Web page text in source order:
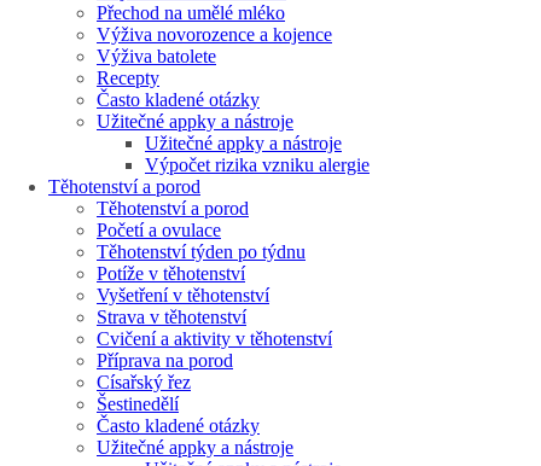
Přechod na umělé mléko
Výživa novorozence a kojence
Výživa batolete
Recepty
Často kladené otázky
Užitečné appky a nástroje
Užitečné appky a nástroje
Výpočet rizika vzniku alergie
Těhotenství a porod
Těhotenství a porod
Početí a ovulace
Těhotenství týden po týdnu
Potíže v těhotenství
Vyšetření v těhotenství
Strava v těhotenství
Cvičení a aktivity v těhotenství
Příprava na porod
Císařský řez
Šestinedělí
Často kladené otázky
Užitečné appky a nástroje